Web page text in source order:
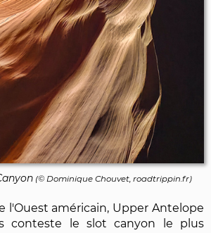
(© Dominique Chouvet, roadtrippin.fr)
l'Ouest américain, Upper Antelope
conteste le slot canyon le plus